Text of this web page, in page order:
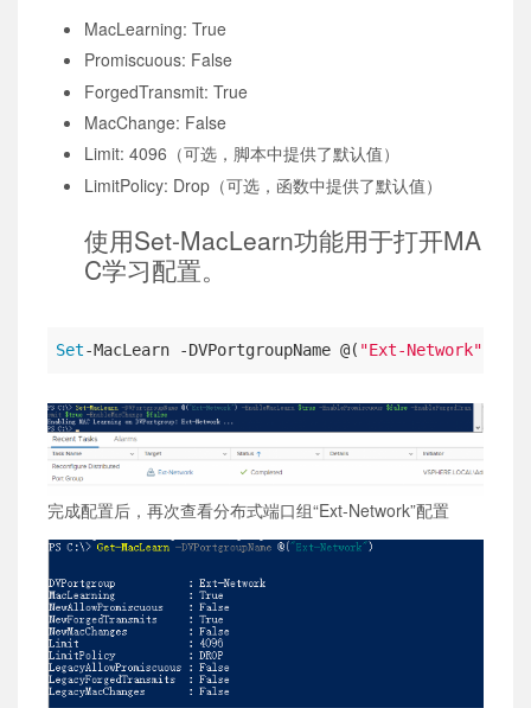
MacLearning: True
Promiscuous: False
ForgedTransmit: True
MacChange: False
Limit: 4096（可选，脚本中提供了默认值）
LimitPolicy: Drop（可选，函数中提供了默认值）
使用Set-MacLearn功能用于打开MA
C学习配置。
Set-MacLearn -DVPortgroupName @( "Ext-Network"
完成配置后，再次查看分布式端口组“Ext-Network”配置